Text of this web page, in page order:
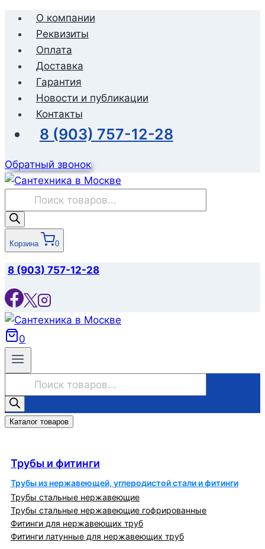
Перейти
содержимому
О компании
Реквизиты
Оплата
Доставка
Гарантия
Новости и публикации
Контакты
8 (903) 757-12-28
Обратный звонок
товаров
Корзина 0
8 (903) 757-12-28
0
товаров
Каталог товаров
Трубы и фитинги
Трубы из нержавеющей, углеродистой стали и фитинги
Трубы стальные нержавеющие
Трубы стальные нержавеющие гофрированные
Фитинги для нержавеющих труб
Фитинги латунные для нержавеющих труб